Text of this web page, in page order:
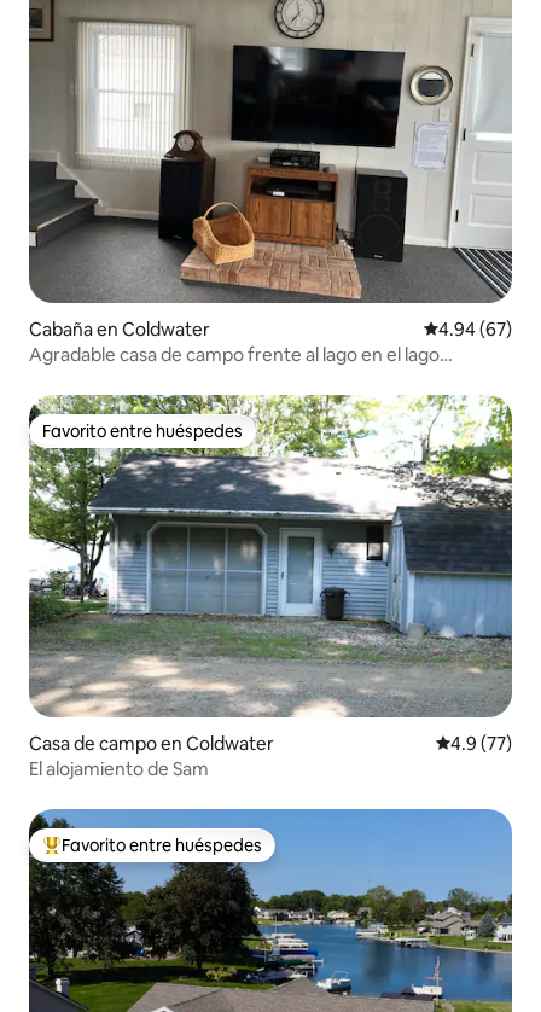
Cabaña en Coldwater Calificación
4.94 (67)
Agradable casa de campo frente al lago en el lago
Favorito entre huéspedes
Favorito entre huéspedes
Casa de campo en Coldwater Calificación
4.9 (77)
El alojamiento de Sam
Favorito entre huéspedes preferido
Favorito entre huéspedes